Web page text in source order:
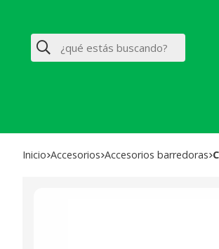
Buscar
Inicio accesorios accesorios barredoras